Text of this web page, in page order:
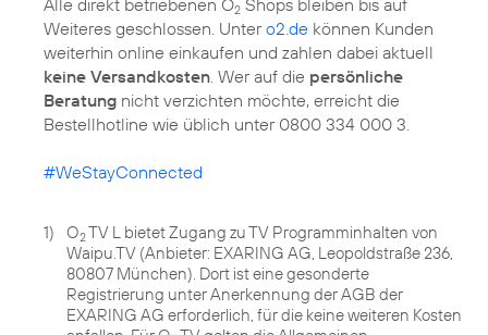
Alle direkt betriebenen O2 Shops bleiben bis auf
Weiteres geschlossen. Untero2.de können Kunden
weiterhin online einkaufen und zahlen dabei aktuell
keine Versandkosten. Wer auf die persönliche
Beratung nicht verzichten möchte, erreicht die
Bestellhotline wie üblich unter 0800 334 000 3.
#WeStayConnected
1) O2TV L bietet Zugang zu TV Programminhalten von
Waipu.TV (Anbieter: EXARING AG, Leopoldstraße 236,
80807 München). Dort ist eine gesonderte
Registrierung unter Anerkennung der AGB der
EXARING AG erforderlich, für die keine weiteren Kosten